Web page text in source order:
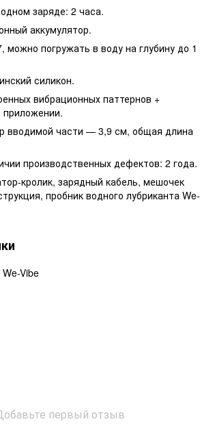
заряде: 2 часа.
аккумулятор.
можно погружать в воду на глубину до 1
силикон.
вибрационных паттернов +
приложении.
вводимой части — 3,9 см, общая длина
производственных дефектов: 2 года.
кролик, зарядный кабель, мешочек
пробник водного лубриканта We-
We-Vibe
первый отзыв